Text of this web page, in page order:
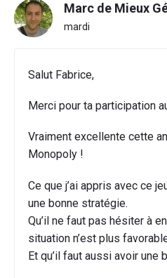
Marc de Mieux
mardi
Salut Fabrice,
Merci pour ta participation
Vraiment excellente cette
Monopoly !
Ce que j’ai appris avec ce
une bonne stratégie.
Qu’il ne faut pas hésiter à
situation n’est plus
Et qu’il faut aussi avoir une